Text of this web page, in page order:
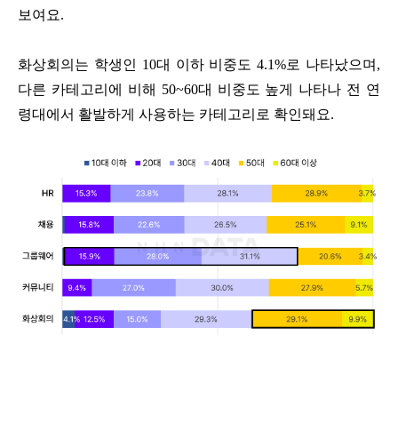
보여요.
화상회의는 학생인 10대 이하 비중도4.1%로 나타났으며 ,
다른 카테고리에 비해 50~60대 비중도 높게 나타나 전 연
령대에서 활발하게 사용하는 카테고리로 확인돼요.